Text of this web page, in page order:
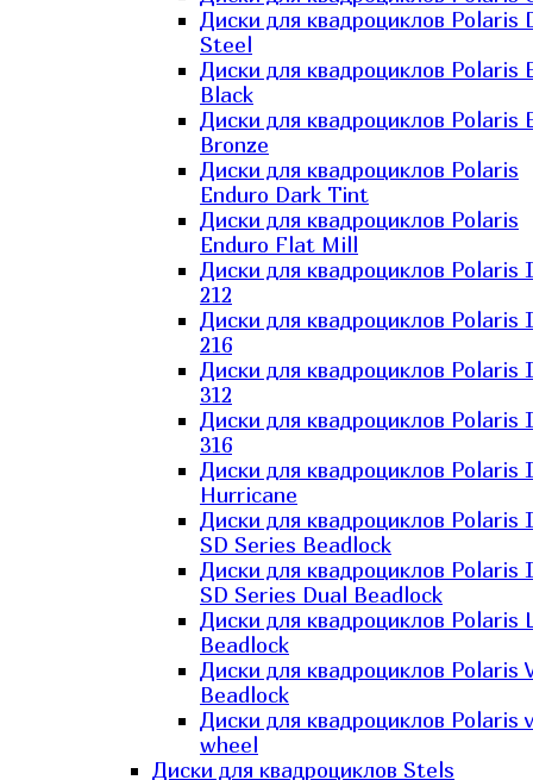
Диски для квадроциклов Polaris
Steel
Диски для квадроциклов Polaris
Black
Диски для квадроциклов Polaris
Bronze
Диски для квадроциклов Polaris
Enduro Dark Tint
Диски для квадроциклов Polaris
Enduro Flat Mill
Диски для квадроциклов Polaris
212
Диски для квадроциклов Polaris
216
Диски для квадроциклов Polaris
312
Диски для квадроциклов Polaris
316
Диски для квадроциклов Polaris
Hurricane
Диски для квадроциклов Polaris
SD Series Beadlock
Диски для квадроциклов Polaris
SD Series Dual Beadlock
Диски для квадроциклов Polaris
Beadlock
Диски для квадроциклов Polaris
Beadlock
Диски для квадроциклов Polaris
wheel
Диски для квадроциклов Stels